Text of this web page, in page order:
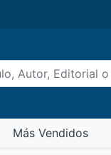
Más Vendidos